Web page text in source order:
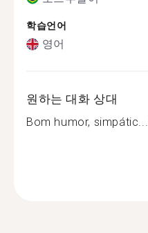
학습언어
영어
원하는 대화 상대
Bom humor, simpátic...